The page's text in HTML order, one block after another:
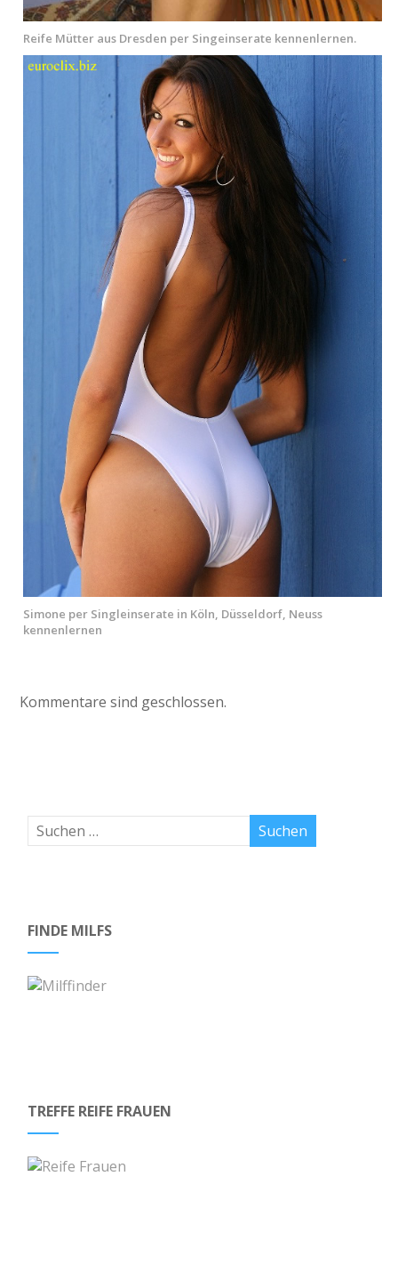
Reife Mütter aus Dresden per Singeinserate kennenlernen.
Simone per Singleinserate in Köln, Düsseldorf, Neuss
kennenlernen
Kommentare sind geschlossen.
FINDE MILFS
TREFFE REIFE FRAUEN